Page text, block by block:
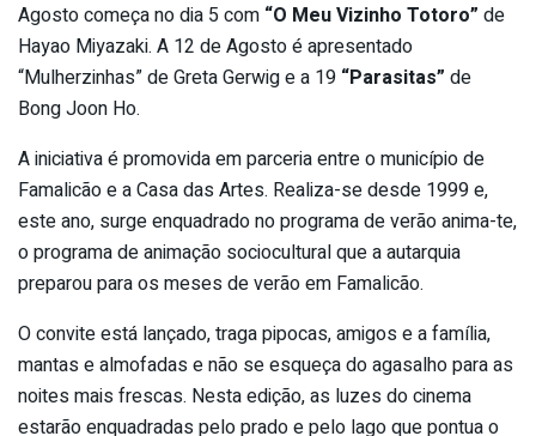
Agosto começa no dia 5 com “O Meu Vizinho Totoro” de
Hayao Miyazaki. A 12 de Agosto é apresentado
“Mulherzinhas” de Greta Gerwig e a 19 “Parasitas” de
Bong Joon Ho.
A iniciativa é promovida em parceria entre o município de
Famalicão e a Casa das Artes. Realiza-se desde 1999 e,
este ano, surge enquadrado no programa de verão anima-te,
o programa de animação sociocultural que a autarquia
preparou para os meses de verão em Famalicão.
O convite está lançado, traga pipocas, amigos e a família,
mantas e almofadas e não se esqueça do agasalho para as
noites mais frescas. Nesta edição, as luzes do cinema
estarão enquadradas pelo prado e pelo lago que pontua o